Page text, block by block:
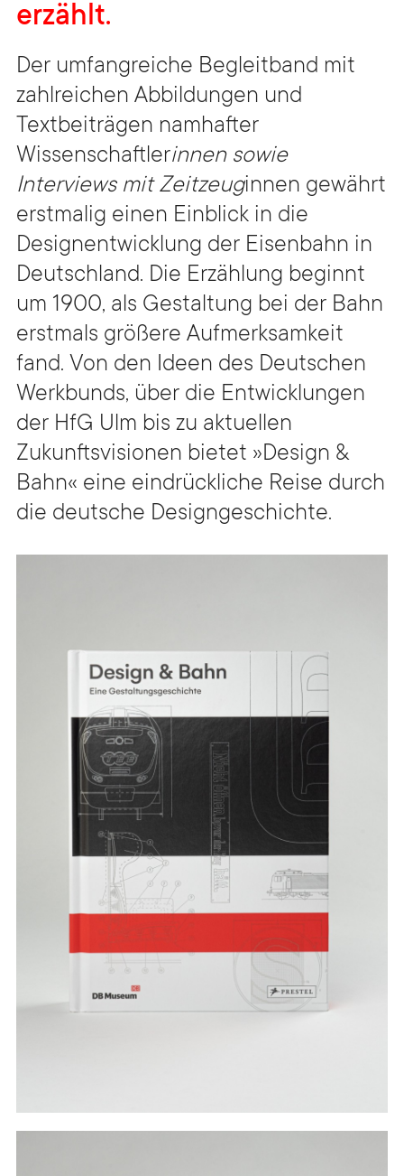
erzählt.
Der umfangreiche Begleitband mit
zahlreichen Abbildungen und
Textbeiträgen namhafter
Wissenschaftlerinnen sowie
Interviews mit Zeitzeuginnen gewährt
erstmalig einen Einblick in die
Designentwicklung der Eisenbahn in
Deutschland. Die Erzählung beginnt
um 1900, als Gestaltung bei der Bahn
erstmals größere Aufmerksamkeit
fand. Von den Ideen des Deutschen
Werkbunds, über die Entwicklungen
der HfG Ulm bis zu aktuellen
Zukunftsvisionen bietet »Design &
Bahn« eine eindrückliche Reise durch
die deutsche Designgeschichte.